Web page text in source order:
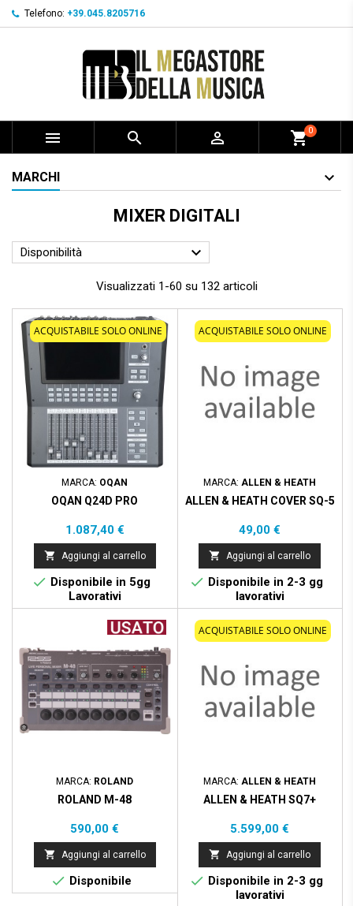
Telefono: +39.045.8205716
   shopping_cart0
MARCHI
MIXER DIGITALI
Disponibilità 
Visualizzati 1-60 su 132 articoli
ACQUISTABILE SOLO ONLINE
MARCA: OQAN
OQAN Q24D PRO
Prezzo
1.087,40 €
 Aggiungi al carrello
 Disponibile in 5gg
Lavorativi
ACQUISTABILE SOLO ONLINE
MARCA: ALLEN & HEATH
ALLEN & HEATH COVER SQ-5
Prezzo
49,00 €
 Aggiungi al carrello
 Disponibile in 2-3 gg
lavorativi
MARCA: ROLAND
ROLAND M-48
Prezzo
590,00 €
 Aggiungi al carrello
 Disponibile
ACQUISTABILE SOLO ONLINE
MARCA:ALLEN & HEATH
ALLEN & HEATH SQ7+
Prezzo
5.599,00 €
 Aggiungi al carrello
 Disponibile in 2-3 gg
lavorativi